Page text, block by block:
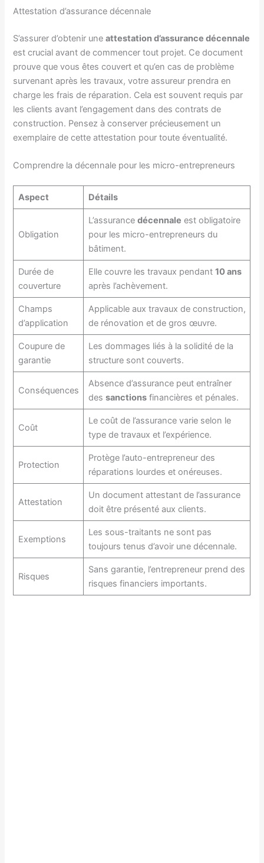
Attestation d’assurance décennale
S’assurer d’obtenir uneattestation d’assurance décennale
est crucial avant de commencer tout projet. Ce document
prouve que vous êtes couvert et qu’en cas de problème
survenant après les travaux, votre assureur prendra en
charge les frais de réparation. Cela est souvent requis par
les clients avant l’engagement dans des contrats de
construction. Pensez à conserver précieusement un
exemplaire de cette attestation pour toute éventualité.
Comprendre la décennale pour les micro-entrepreneurs
Aspect Détails
Obligation
L’assurance décennale est obligatoire
pour les micro-entrepreneurs du
bâtiment.
Durée de
couverture
Elle couvre les travaux pendant 10 ans
après l’achèvement.
Champs
d’application
Applicable aux travaux de construction,
de rénovation et de gros œuvre.
Coupure de
garantie
Les dommages liés à la solidité de la
structure sont couverts.
Conséquences
Absence d’assurance peut entraîner
des sanctionsfinancières et pénales.
Coût
Le coût de l’assurance varie selon le
type de travaux et l’expérience.
Protection
Protège l’auto-entrepreneur des
réparations lourdes et onéreuses.
Attestation
Un document attestant de l’assurance
doit être présenté aux clients.
Exemptions
Les sous-traitants ne sont pas
toujours tenus d’avoir une décennale.
Risques
Sans garantie, l’entrepreneur prend des
risques financiers importants.